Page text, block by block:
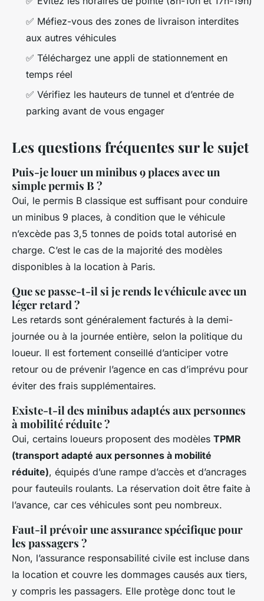
✅ Méfiez-vous des zones de livraison interdites
aux autres véhicules
✅ Téléchargez une appli de stationnement en
temps réel
✅ Vérifiez les hauteurs de tunnel et d’entrée de
parking avant de vous engager
Les questions fréquentes sur le sujet
Puis-je louer un minibus 9 places avec un
simple permis B ?
Oui, le permis B classique est suffisant pour conduire
un minibus 9 places, à condition que le véhicule
n’excède pas 3,5 tonnes de poids total autorisé en
charge. C’est le cas de la majorité des modèles
disponibles à la location à Paris.
Que se passe-t-il si je rends le véhicule avec un
léger retard ?
Les retards sont généralement facturés à la demi-
journée ou à la journée entière, selon la politique du
loueur. Il est fortement conseillé d’anticiper votre
retour ou de prévenir l’agence en cas d’imprévu pour
éviter des frais supplémentaires.
Existe-t-il des minibus adaptés aux personnes
à mobilité réduite ?
Oui, certains loueurs proposent des modèles TPMR
(transport adapté aux personnes à mobilité
réduite), équipés d’une rampe d’accès et d’ancrages
pour fauteuils roulants. La réservation doit être faite à
l’avance, car ces véhicules sont peu nombreux.
Faut-il prévoir une assurance spécifique pour
les passagers ?
Non, l’assurance responsabilité civile est incluse dans
la location et couvre les dommages causés aux tiers,
y compris les passagers. Elle protège donc tout le